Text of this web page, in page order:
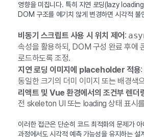
영향을 미칩니다. 특히 지연 로딩(lazy
DOM 구조를 예기치 않게 변경하면 시각적 불
비동기 스크립트 사용 시 위치 제어 :
속성을 활용하되, DOM 구성 완료 후에
로드하도록 조정.
지연 로딩 이미지에 placeholder 적용
동일한 크기의 더미 이미지 또는 배경색
리액트 및 Vue 환경에서의 조건부 렌더
전 skeleton UI 또는 loading 상태 표시
이러한 접근은 단순히 코드 최적화의 문제가 아
과정에서도 시각적 예측 가능성을 유지하는 설